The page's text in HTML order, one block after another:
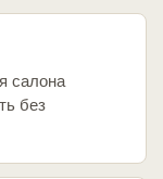
салона
без